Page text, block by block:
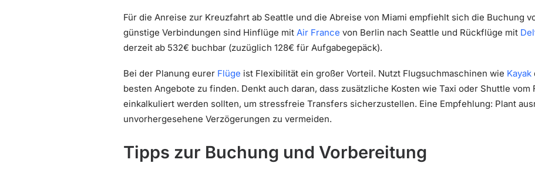
Für die Anreise zur Kreuzfahrt ab Seattle und die Abreise von Miami empfiehlt sich die Buchung
günstige Verbindungen sind Hinflüge mit Air France von Berlin nach Seattle und Rückflüge mit
derzeit ab 532€ buchbar (zuzüglich 128€ für Aufgabegepäck).
Bei der Planung eurer Flüge ist Flexibilität ein großer Vorteil. Nutzt Flugsuchmaschinen wie Kayak
besten Angebote zu finden. Denkt auch daran, dass zusätzliche Kosten wie Taxi oder Shuttle vom
einkalkuliert werden sollten, um stressfreie Transfers sicherzustellen. Eine Empfehlung: Plant
unvorhergesehene Verzögerungen zu vermeiden.
Tipps zur Buchung und Vorbereitung